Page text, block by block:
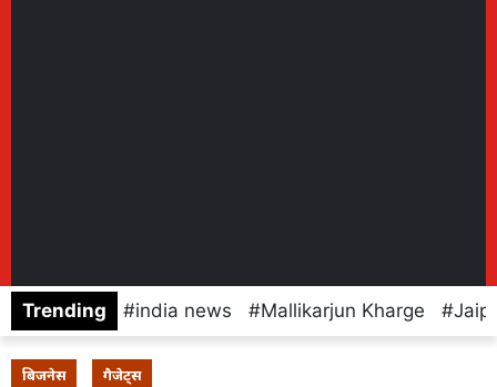
Trending india news Mallikarjun Kharge
बिजनेस गैजेट्स